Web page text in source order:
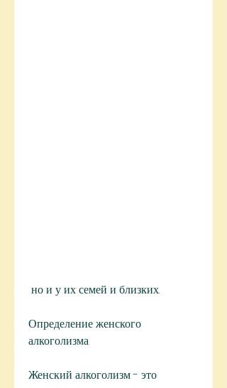
но и у их семей и близких.
Определение женского
алкоголизма
Женский алкоголизм - это